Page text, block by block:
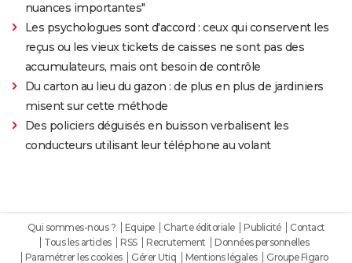
nuances importantes"
Les psychologues sont d'accord : ceux qui conservent les
reçus ou les vieux tickets de caisses ne sont pas des
accumulateurs, mais ont besoin de contrôle
Du carton au lieu du gazon : de plus en plus de jardiniers
misent sur cette méthode
Des policiers déguisés en buisson verbalisent les
conducteurs utilisant leur téléphone au volant
Qui sommes-nous ? Equipe Charte éditoriale Publicité
Contact
Tous les articles
RSS Recrutement
Données personnelles
Paramétrer les cookies
Gérer Utiq Mentions légales
Groupe Figaro